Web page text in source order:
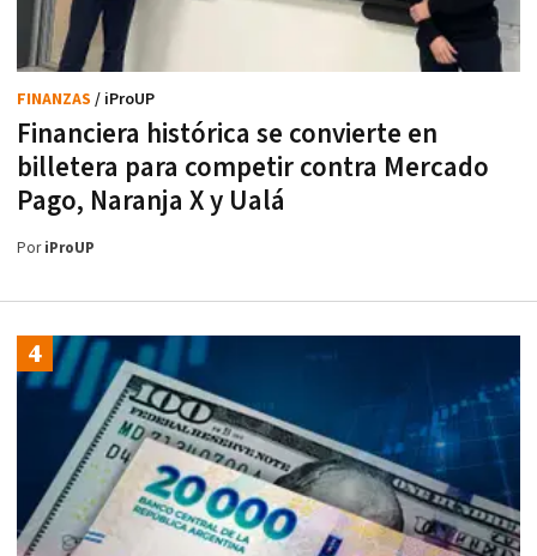
Financiera histórica se convierte en
billetera para competir contra Mercado
Pago, Naranja X y Ualá
FINANZAS / iProUP
PoriProUP